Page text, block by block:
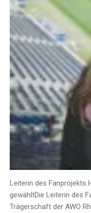
Leiterin des Fanprojekts
gewähltDie Leiterin des
Trägerschaft der AWO